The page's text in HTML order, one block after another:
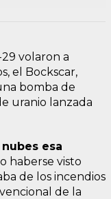
volaron a
el Bockscar,
bomba de
uranio lanzada
esa
haberse visto
de los incendios
de la